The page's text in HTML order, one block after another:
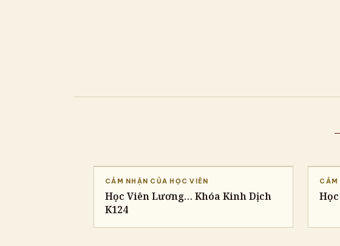
CẢM NHẬN CỦA HỌC VIÊN
Học Viên Lương… Khóa Kinh Dịch
K124
CẢM